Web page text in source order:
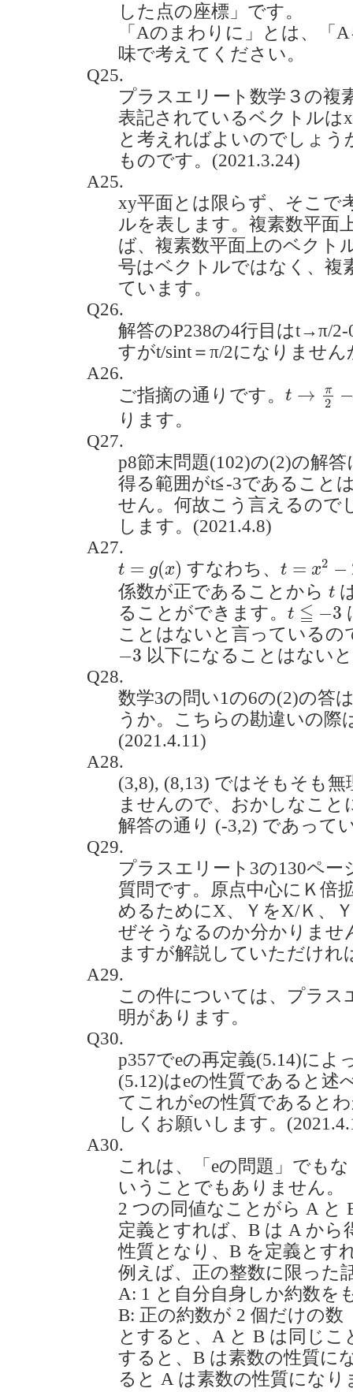
した点の座標」です。
「Aのまわりに」とは、「
味で考えてください。
Q25.
プラスエリート数学３の複
表記されているベクトルは
と考えればよいのでしょう
ものです。(2021.3.24)
A25.
xy平面とは限らず、そこで
ルを表します。複素数平面
ば、複素数平面上のベクト
号はベクトルではなく、複
ています。
Q26.
解答のP238の4行目はt→π/
すがt/sint＝π/2になりません
A26.
ご指摘の通りです。 t → π
2 −
t π 2−
ります。
Q27.
p8節末問題(102)の(2)の解
得る範囲がt≦-3であること
せん。何故こう言えるので
します。(2021.4.8)
A27.
t = g(x)
t ) すなわち、t = x2 −
t −2
係数が正であることから t
t
ることができます。 t ≦ −3
t≦−3
ことはないと言っているの
−3
−3 以下になることはない
Q28.
数学3の問い1の6の(2)の答
うか。こちらの勘違いの際
(2021.4.11)
A28.
(3,8), (8,13) ではそもそも
ませんので、おかしなこと
解答の通り (-3,2) であって
Q29.
プラスエリート3の130ペ
質問です。原点中心にＫ倍
めるためにX、ＹをX/Ｋ、
ぜそうなるのか分かりませ
ますが解説していただけれ
A29.
この件については、プラス
明があります。
Q30.
p357でeの再定義(5.14)によ
(5.12)はeの性質であると述
てこれがeの性質であると
しくお願いします。
A30.
これは、「eの問題」でも
いうことでもありません。
2 つの同値なことがら A と
定義とすれば、B は A か
性質となり、B を定義とす
例えば、正の整数に限った
A: 1 と自分自身しか約数を
B: 正の約数が 2 個だけの数
とすると、A と B は同じ
すると、B は素数の性質に
ると A は素数の性質になり